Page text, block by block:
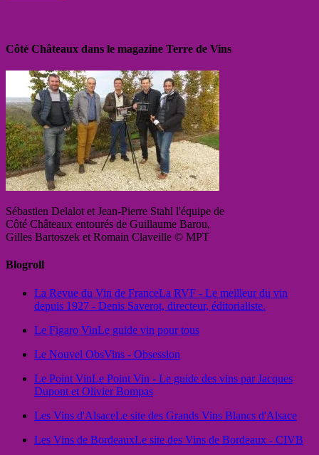
Côté Châteaux dans le magazine Terre de Vins
Sébastien Delalot et Jean-Pierre Stahl l'équipe de
Côté Châteaux entourés de Guillaume Barou,
Gilles Bartoszek et Romain Claveille © MPT
Blogroll
La Revue du Vin de FranceLa RVF - Le meilleur du vin
depuis 1927 - Denis Saverot, directeur, éditorialiste.
Le Figaro VinLe guide vin pour tous
Le Nouvel ObsVins - Obsession
Le Point VinLe Point Vin - Le guide des vins par Jacques
Dupont et Olivier Bompas
Les Vins d'AlsaceLe site des Grands Vins Blancs d'Alsace
Les Vins de BordeauxLe site des Vins de Bordeaux - CIVB